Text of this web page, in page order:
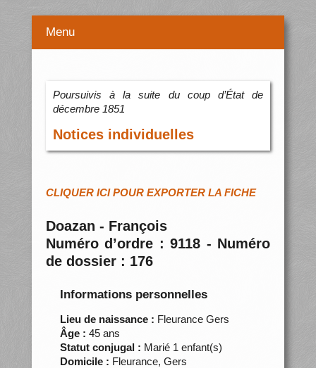
Menu
Poursuivis à la suite du coup d’État de
décembre 1851
Notices individuelles
CLIQUER ICI POUR EXPORTER LA FICHE
Doazan - François
Numéro d’ordre : 9118 - Numéro
de dossier : 176
Informations personnelles
Lieu de naissance : Fleurance Gers
Âge : 45 ans
Statut conjugal : Marié 1 enfant(s)
Domicile : Fleurance, Gers